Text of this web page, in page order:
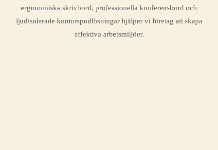
ergonomiska skrivbord, professionella konferensbord och
ljudisolerade kontorspodlösningar hjälper vi företag att skapa
effektiva arbetsmiljöer.